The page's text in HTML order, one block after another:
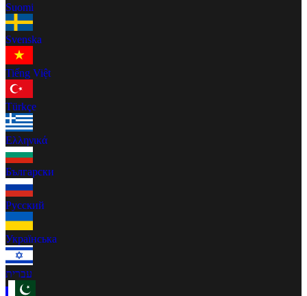
Suomi
Svenska
Tiếng Việt
Türkçe
Ελληνικά
Български
Русский
Українська
עברית